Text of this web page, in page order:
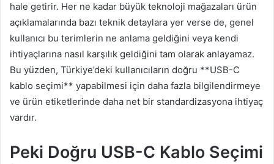
hale getirir. Her ne kadar büyük teknoloji mağazaları ürün
açıklamalarında bazı teknik detaylara yer verse de, genel
kullanıcı bu terimlerin ne anlama geldiğini veya kendi
ihtiyaçlarına nasıl karşılık geldiğini tam olarak anlayamaz.
Bu yüzden, Türkiye’deki kullanıcıların doğru **USB-C
kablo seçimi** yapabilmesi için daha fazla bilgilendirmeye
ve ürün etiketlerinde daha net bir standardizasyona ihtiyaç
vardır.
Peki Doğru USB-C Kablo Seçimi